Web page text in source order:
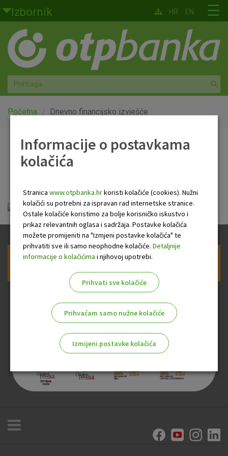
Skoči na glavni sadržaj
Izbornik
Građani
Privatno bankarstvo
Agro
Mala poduzeća i obrtnici
Globalna tržišta
O nama
☰
HR EN
Početna Dnevno financijsko izvješće
Dnevno financijsko
Dnevno financijsko izvješće.pdf
Prijava na newsletter OTP banke
Informacije o postavkama
kolačića
Stranica www.otpbanka.hrkoristi kolačiće (cookies). Nužni
kolačići su potrebni za ispravan rad internetske stranice.
Ostale kolačiće koristimo za bolje korisničko iskustvo i
prikaz relevantnih oglasa i sadržaja. Postavke kolačića
možete promijeniti na "Izmjeni postavke kolačića" te
prihvatiti sve ili samo neophodne kolačiće. Detaljnije
informacije o kolačićima i njihovoj upotrebi.
Prihvati sve kolačiće
Prihvaćam samo nužne kolačiće
Izmijeni postavke kolačića